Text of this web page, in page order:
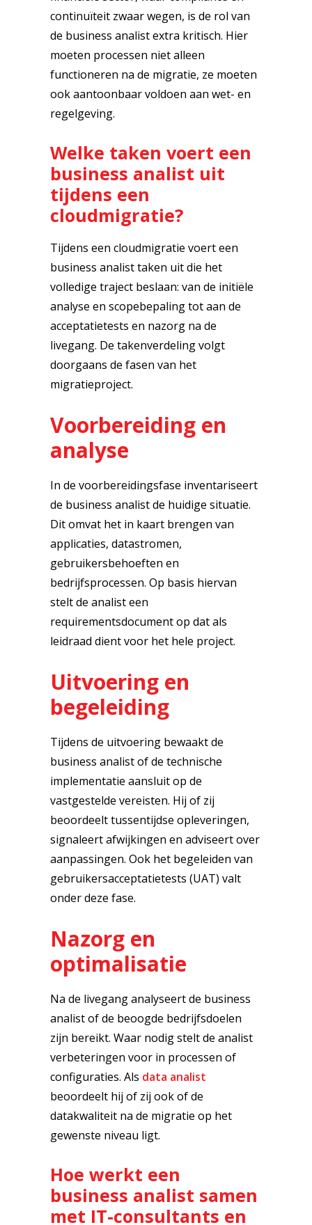
continuïteit zwaar wegen, is de rol van
de business analist extra kritisch. Hier
moeten processen niet alleen
functioneren na de migratie, ze moeten
ook aantoonbaar voldoen aan wet- en
regelgeving.
Welke taken voert een
business analist uit
tijdens een
cloudmigratie?
Tijdens een cloudmigratie voert een
business analist taken uit die het
volledige traject beslaan: van de initiële
analyse en scopebepaling tot aan de
acceptatietests en nazorg na de
livegang. De takenverdeling volgt
doorgaans de fasen van het
migratieproject.
Voorbereiding en
analyse
In de voorbereidingsfase inventariseert
de business analist de huidige situatie.
Dit omvat het in kaart brengen van
applicaties, datastromen,
gebruikersbehoeften en
bedrijfsprocessen. Op basis hiervan
stelt de analist een
requirementsdocument op dat als
leidraad dient voor het hele project.
Uitvoering en
begeleiding
Tijdens de uitvoering bewaakt de
business analist of de technische
implementatie aansluit op de
vastgestelde vereisten. Hij of zij
beoordeelt tussentijdse opleveringen,
signaleert afwijkingen en adviseert over
aanpassingen. Ook het begeleiden van
gebruikersacceptatietests (UAT) valt
onder deze fase.
Nazorg en
optimalisatie
Na de livegang analyseert de business
analist of de beoogde bedrijfsdoelen
zijn bereikt. Waar nodig stelt de analist
verbeteringen voor in processen of
configuraties. Als data analist
beoordeelt hij of zij ook of de
datakwaliteit na de migratie op het
gewenste niveau ligt.
Hoe werkt een
business analist samen
met IT-consultants en